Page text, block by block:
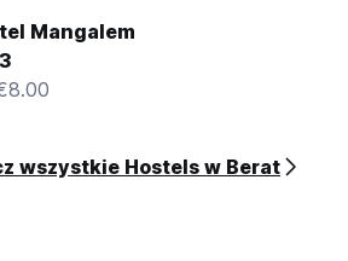
Mangalem
wszystkie Hostels w Berat